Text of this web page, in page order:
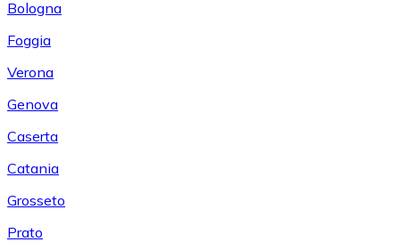
Bologna
Foggia
Verona
Genova
Caserta
Catania
Grosseto
Prato